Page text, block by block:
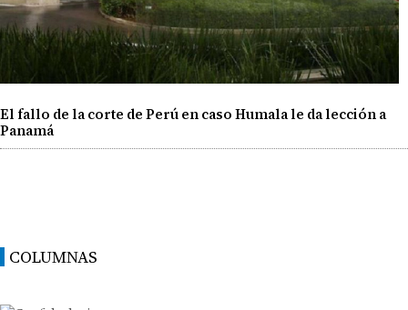
El fallo de la corte de Perú en caso Humala le da lección a
Panamá
COLUMNAS